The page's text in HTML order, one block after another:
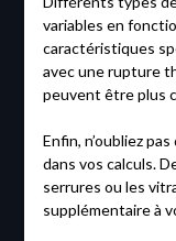
variables en
caractéristiques
avec une rupture
peuvent être plus
Enfin, n’oubliez
dans vos calculs.
serrures ou les
supplémentaire à